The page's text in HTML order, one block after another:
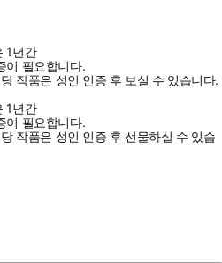
1년간
이 필요합니다.
작품은 성인 인증 후 보실 수 있습니다.
1년간
이 필요합니다.
작품은 성인 인증 후 선물하실 수 있습